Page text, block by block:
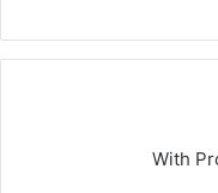
With